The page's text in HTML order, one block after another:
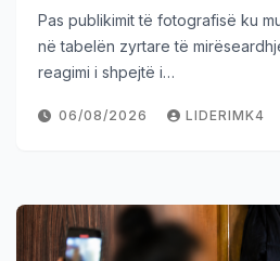
Pas publikimit të fotografisë ku
në tabelën zyrtare të
reagimi i shpejtë i…
06/08/2026 LIDERIMK4